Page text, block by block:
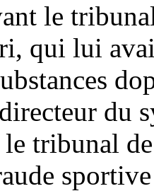
le
qui lui
du
tribunal